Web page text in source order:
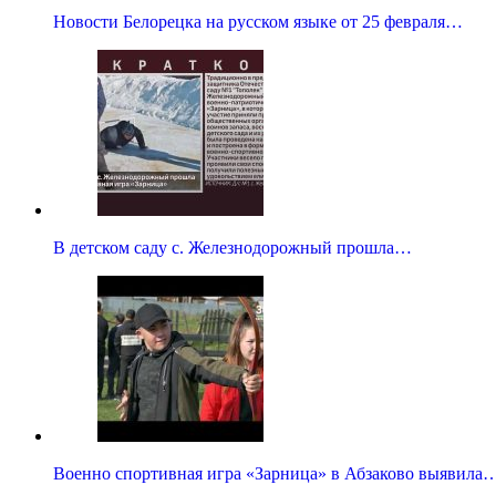
Новости Белорецка на русском языке от 25 февраля…
В детском саду с. Железнодорожный прошла…
Военно спортивная игра «Зарница» в Абзаково